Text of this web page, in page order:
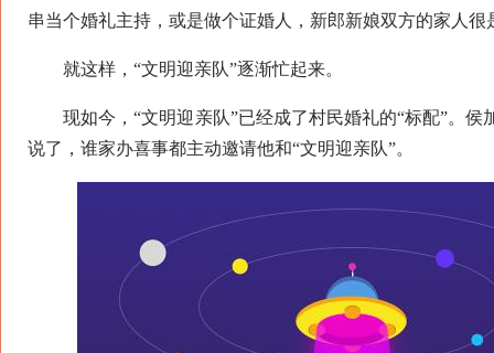
串当个婚礼主持，或是做个证婚人，新郎新娘双方的家人很
就这样，“文明迎亲队”逐渐忙起来。
现如今，“文明迎亲队”已经成了村民婚礼的“标配”。侯
说了，谁家办喜事都主动邀请他和“文明迎亲队”。